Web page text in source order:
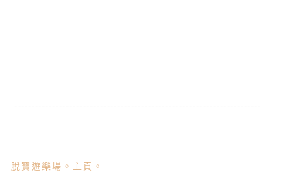
------------------------------------------------------------------------
脫寶遊樂場。主頁。